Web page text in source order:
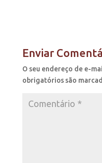
Enviar
O seu endereço de e-
obrigatórios são